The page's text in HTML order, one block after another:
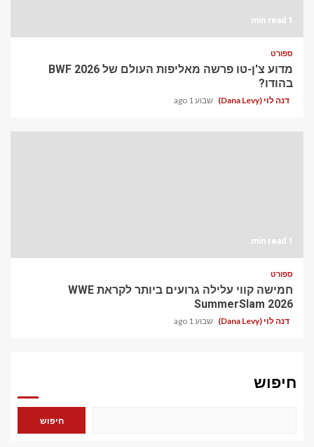
1 min read
ספורט
מדוע צ'ן-טו פרשה מאליפות העולם של BWF 2026
בהודו?
דנה לוי (Dana Levy) שבוע 1 ago
1 min read
ספורט
חמישה קווי עלילה גרועים ביותר לקראת WWE
SummerSlam 2026
דנה לוי (Dana Levy) שבוע 1 ago
חיפוש
חיפוש